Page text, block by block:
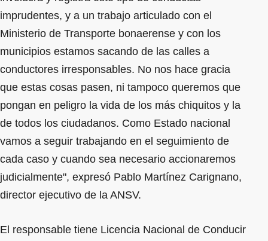
imprudentes, y a un trabajo articulado con el
Ministerio de Transporte bonaerense y con los
municipios estamos sacando de las calles a
conductores irresponsables. No nos hace gracia
que estas cosas pasen, ni tampoco queremos que
pongan en peligro la vida de los más chiquitos y la
de todos los ciudadanos. Como Estado nacional
vamos a seguir trabajando en el seguimiento de
cada caso y cuando sea necesario accionaremos
judicialmente", expresó Pablo Martínez Carignano,
director ejecutivo de la ANSV.
El responsable tiene Licencia Nacional de Conducir